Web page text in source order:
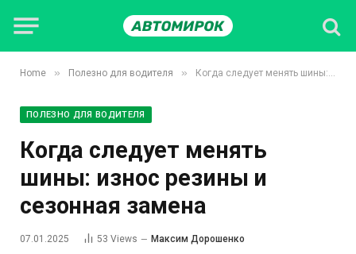
Home » Полезно для водителя » Когда следует менять шины: износ резины и сезонная замена
ПОЛЕЗНО ДЛЯ ВОДИТЕЛЯ
Когда следует менять
шины: износ резины и
сезонная замена
07.01.2025 53 Views Максим Дорошенко